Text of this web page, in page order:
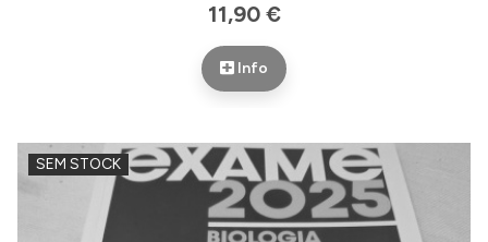
11,90 €
Info
SEM STOCK